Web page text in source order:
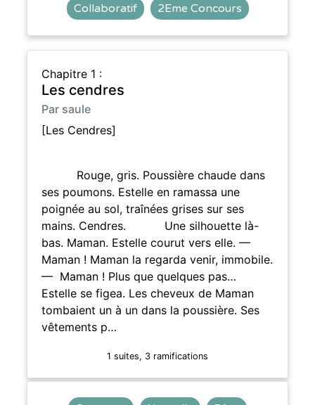
Collaboratif
2Eme Concours
Chapitre 1 :
Les cendres
Par saule
[Les Cendres]
Rouge, gris. Poussière chaude dans
ses poumons. Estelle en ramassa une
poignée au sol, traînées grises sur ses
mains. Cendres. Une silhouette là-
bas. Maman. Estelle courut vers elle. —
Maman ! Maman la regarda venir, immobile.
— Maman ! Plus que quelques pas…
Estelle se figea. Les cheveux de Maman
tombaient un à un dans la poussière. Ses
vêtements p…
1 suites, 3 ramifications